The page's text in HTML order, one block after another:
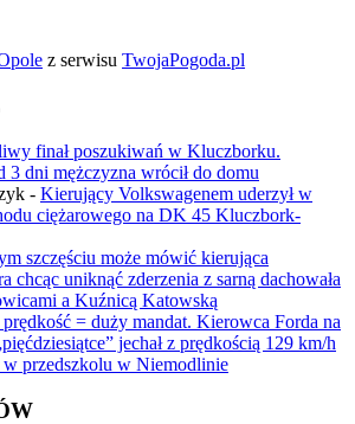
z serwisu TwojaPogoda.pl
finał poszukiwań w Kluczborku.
3 dni mężczyzna wrócił do domu
- Kierujący Volkswagenem uderzył w
ciężarowego na DK 45 Kluczbork-
szczęściu może mówić kierująca
chcąc uniknąć zderzenia z sarną dachowała
a Kuźnicą Katowską
= duży mandat. Kierowca Forda na
jechał z prędkością 129 km/h
w przedszkolu w Niemodlinie